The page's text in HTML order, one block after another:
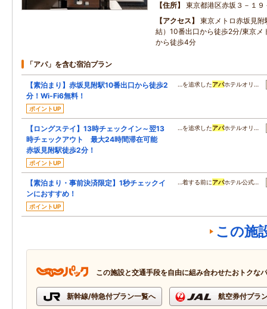
住所
東京都港区赤坂３－１９
アクセス
東京メトロ赤坂見
結）10番出口から徒歩2分/東京メ
から徒歩4分
「アパ」を含む宿泊プラン
【素泊まり】赤坂見附駅10番出口から徒歩2
分！Wi-Fi6無料！
ポイントUP
…を追求したアパホテルオリ…
【ロングステイ】13時チェックイン～翌13
時チェックアウト 最大24時間滞在可能
赤坂見附駅徒歩2分！
ポイントUP
…を追求したアパホテルオリ…
【素泊まり・事前決済限定】1秒チェックイ
ンにおすすめ！
ポイントUP
…着する前にアパホテル公式…
この施
この施設と交通手段を自由に組み合わせたおトクな
新幹線/特急付プラン一覧へ 航空券付プラ